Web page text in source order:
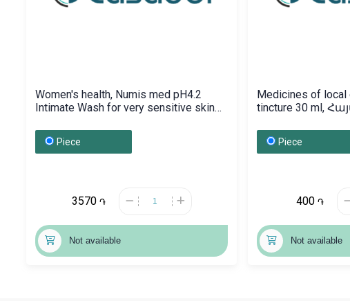
Women's health, Numis med pH4.2
Intimate Wash for very sensitive skin
Piece
3570 ֏
Not available
Medicines of
tincture 30 ml,
Piece
400 ֏
Not available